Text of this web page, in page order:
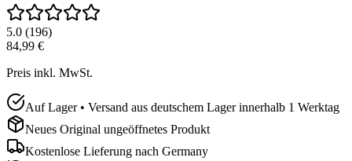
5.0 (196)
84,99 €
Preis inkl. MwSt.
Auf Lager • Versand aus deutschem Lager innerhalb 1 Werktag
Neues Original ungeöffnetes Produkt
Kostenlose Lieferung nach Germany